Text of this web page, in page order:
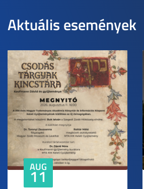
Aktuális események
AUG
11